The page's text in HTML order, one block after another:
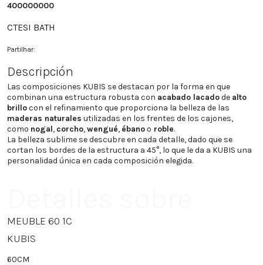
400000000
CTESI BATH
Partilhar:
Descripción
Las composiciones KUBIS se destacan por la forma en que
combinan una estructura robusta con acabado lacadode alto
brillocon el refinamiento que proporciona la belleza de las
maderas naturales utilizadas en los frentes de los cajones,
como nogal, corcho,wengué, ébanoo roble.
La belleza sublime se descubre en cada detalle, dado que se
cortan los bordes de la estructura a 45°, lo que le da a KUBIS una
personalidad única en cada composición elegida.
MEUBLE 60 1C
KUBIS
60CM